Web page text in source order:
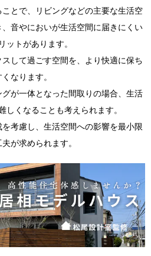
とで、リビングなどの主要な生活空
音やにおいが生活空間に届きにくい
ットがあります。
して過ごす空間を、より快適に保ち
なります。
が一体となった間取りの場合、生活
しくなることも考えられます。
考慮し、生活空間への影響を最小限
が求められます。